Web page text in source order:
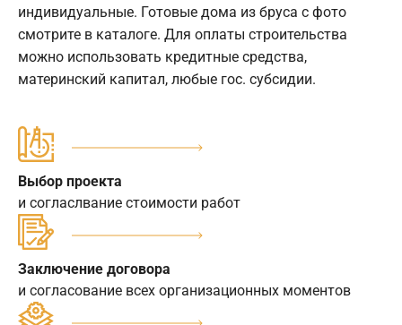
индивидуальные. Готовые дома из бруса с фото
смотрите в каталоге. Для оплаты строительства
можно использовать кредитные средства,
материнский капитал, любые гос. субсидии.
Выбор проекта
и согласлвание стоимости работ
Заключение договора
и согласование всех организационных моментов